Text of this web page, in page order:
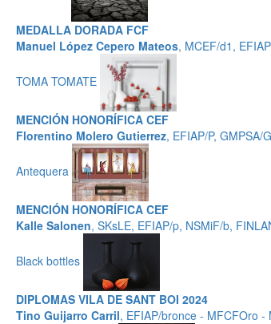
MEDALLA DORADA FCF
Manuel López Cepero Mateos, MCEF/d1,
TOMA TOMATE
MENCIÓN HONORÍFICA CEF
Florentino Molero Gutierrez, EFIAP/P, GMPSA/
Antequera
MENCIÓN HONORÍFICA CEF
Kalle Salonen, SKsLE, EFIAP/p, NSMiF/b,
Black bottles
DIPLOMAS VILA DE SANT BOI 2024
Tino Guijarro Carril, EFIAP/bronce - MFCFOro -